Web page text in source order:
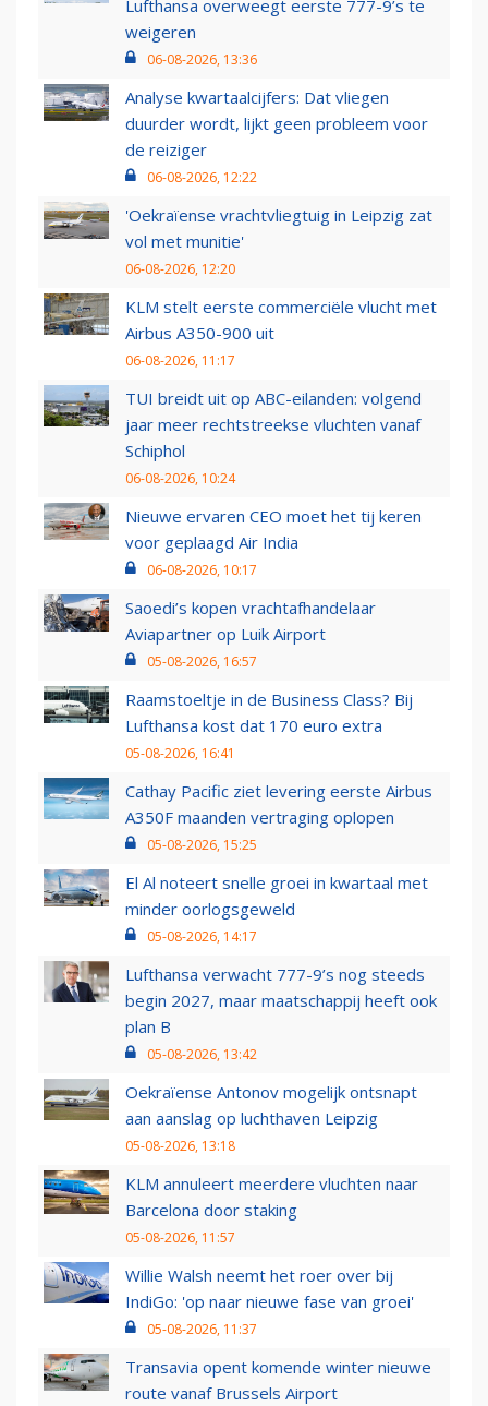
Lufthansa overweegt eerste 777-9’s te
weigeren
06-08-2026, 13:36
Analyse kwartaalcijfers: Dat vliegen
duurder wordt, lijkt geen probleem voor
de reiziger
06-08-2026, 12:22
'Oekraïense vrachtvliegtuig in Leipzig zat
vol met munitie'
06-08-2026, 12:20
KLM stelt eerste commerciële vlucht met
Airbus A350-900 uit
06-08-2026, 11:17
TUI breidt uit op ABC-eilanden: volgend
jaar meer rechtstreekse vluchten vanaf
Schiphol
06-08-2026, 10:24
Nieuwe ervaren CEO moet het tij keren
voor geplaagd Air India
06-08-2026, 10:17
Saoedi’s kopen vrachtafhandelaar
Aviapartner op Luik Airport
05-08-2026, 16:57
Raamstoeltje in de Business Class? Bij
Lufthansa kost dat 170 euro extra
05-08-2026, 16:41
Cathay Pacific ziet levering eerste Airbus
A350F maanden vertraging oplopen
05-08-2026, 15:25
El Al noteert snelle groei in kwartaal met
minder oorlogsgeweld
05-08-2026, 14:17
Lufthansa verwacht 777-9’s nog steeds
begin 2027, maar maatschappij heeft ook
plan B
05-08-2026, 13:42
Oekraïense Antonov mogelijk ontsnapt
aan aanslag op luchthaven Leipzig
05-08-2026, 13:18
KLM annuleert meerdere vluchten naar
Barcelona door staking
05-08-2026, 11:57
Willie Walsh neemt het roer over bij
IndiGo: 'op naar nieuwe fase van groei'
05-08-2026, 11:37
Transavia opent komende winter nieuwe
route vanaf Brussels Airport